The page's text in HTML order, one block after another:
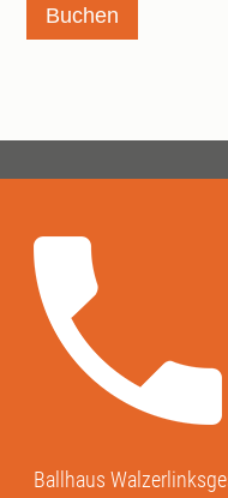
Buchen
Ballhaus